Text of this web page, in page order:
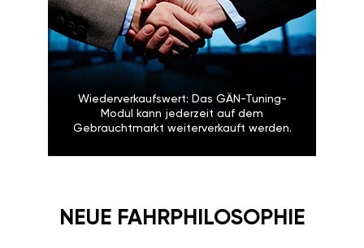
Wiederverkaufswert: Das GÄN-Tuning-
Modul kann jederzeit auf dem
Gebrauchtmarkt weiterverkauft werden.
NEUE FAHRPHILOSOPHIE